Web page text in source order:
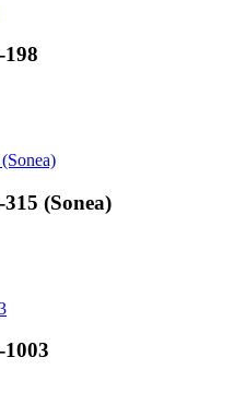
198
(Sonea)
1003